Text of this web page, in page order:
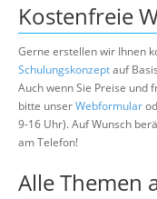
Kostenfreie
Gerne erstellen wir Ihnen
Schulungskonzeptauf
Auch wenn Sie Preise und
bitte unserWebformular
9-16 Uhr). Auf Wunsch
am Telefon!
Alle Themen